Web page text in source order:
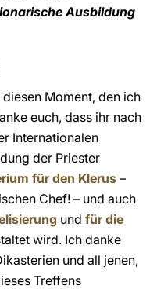
Ausbildung
Moment, den ich
euch, dass ihr nach
Internationalen
der Priester
für den Klerus –
Chef! – und auch
und für die
wird. Ich danke
und all jenen,
Treffens